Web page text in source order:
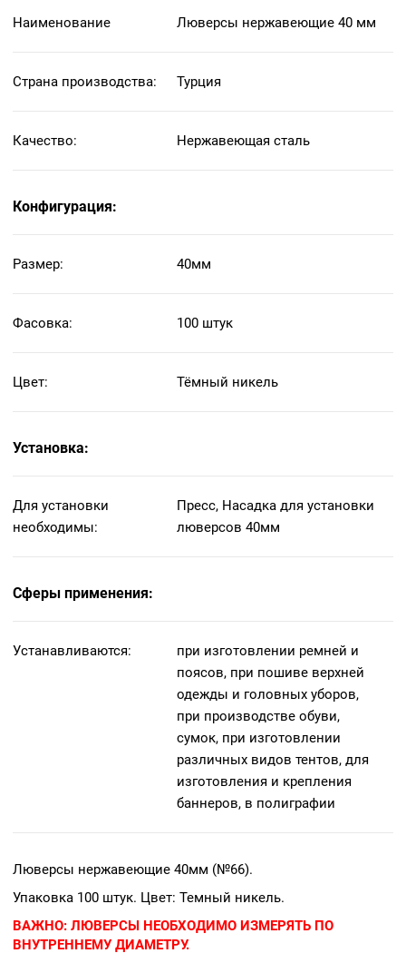
Наименование Люверсы нержавеющие 40 мм
Страна производства: Турция
Качество: Нержавеющая сталь
Конфигурация:
Размер: 40мм
Фасовка: 100 штук
Цвет: Тёмный никель
Установка:
Для установки
необходимы:
Пресс, Насадка для установки
люверсов 40мм
Сферы применения:
Устанавливаются:
при изготовлении ремней и
поясов, при пошиве верхней
одежды и головных уборов,
при производстве обуви,
сумок, при изготовлении
различных видов тентов, для
изготовления и крепления
баннеров, в полиграфии
Люверсы нержавеющие 40мм (№66).
Упаковка 100 штук. Цвет: Темный никель.
ВАЖНО: ЛЮВЕРСЫ НЕОБХОДИМО ИЗМЕРЯТЬ ПО
ВНУТРЕННЕМУ ДИАМЕТРУ.